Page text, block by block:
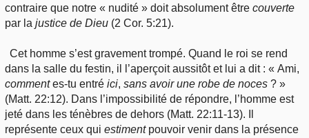
contraire que notre « nudité » doit absolument être couverte
par la justice de Dieu (2 Cor. 5:21).
Cet homme s’est gravement trompé. Quand le roi se rend
dans la salle du festin, il l’aperçoit aussitôt et lui a dit : « Ami,
commentes-tu entré ici, sans avoir une robe de noces ? »
(Matt. 22:12). Dans l’impossibilité de répondre, l’homme est
jeté dans les ténèbres de dehors (Matt. 22:11-13). Il
représente ceux qui estimentpouvoir venir dans la présence